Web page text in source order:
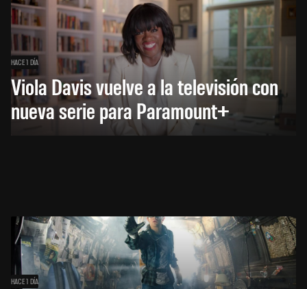
HACE 1 DÍA
Viola Davis vuelve a la televisión con
nueva serie para Paramount+
HACE 1 DÍA